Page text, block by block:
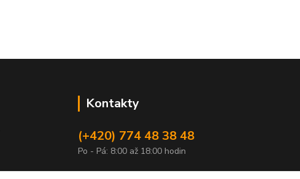
Kontakty
(+420) 774 48 38 48
Po - Pá: 8:00 až 18:00 hodin